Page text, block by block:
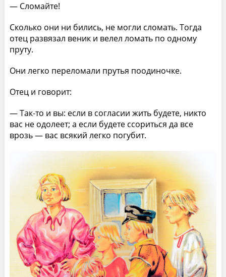
— Сломайте!
Сколько они ни бились, не могли сломать. Тогда
отец развязал веник и велел ломать по одному
пруту.
Они легко переломали прутья поодиночке.
Отец и говорит:
— Так-то и вы: если в согласии жить будете, никто
вас не одолеет; а если будете ссориться да все
врозь — вас всякий легко погубит.